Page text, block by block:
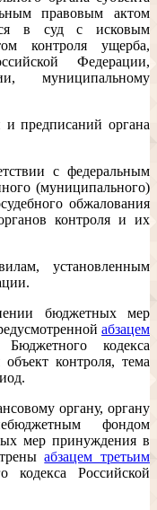
правовым актом
в суд с исковым
контроля ущерба,
Федерации,
муниципальному
и предписаний органа
с федеральным
(муниципального)
обжалования
контроля и их
установленным
бюджетных мер
абзацем
Бюджетного кодекса
контроля, тема
органу, органу
фондом
мер принуждения в
абзацем третьим
кодекса Российской